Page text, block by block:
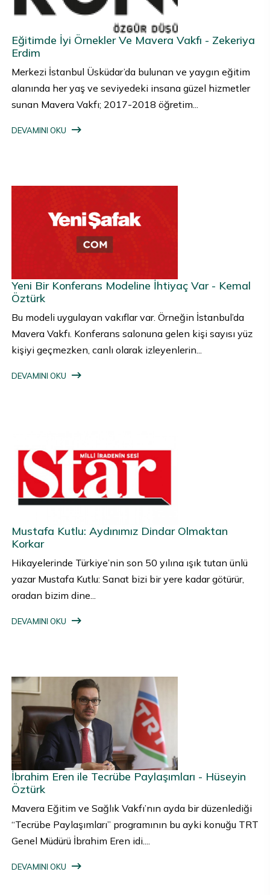
Eğitimde İyi Örnekler Ve Mavera Vakfı - Zekeriya
Erdim
Merkezi İstanbul Üsküdar’da bulunan ve yaygın eğitim
alanında her yaş ve seviyedeki insana güzel hizmetler
sunan Mavera Vakfı; 2017-2018 öğretim...
DEVAMINI OKU
Yeni Bir Konferans Modeline İhtiyaç Var - Kemal
Öztürk
Bu modeli uygulayan vakıflar var. Örneğin İstanbul’da
Mavera Vakfı. Konferans salonuna gelen kişi sayısı yüz
kişiyi geçmezken, canlı olarak izleyenlerin...
DEVAMINI OKU
Mustafa Kutlu: Aydınımız Dindar Olmaktan
Korkar
Hikayelerinde Türkiye’nin son 50 yılına ışık tutan ünlü
yazar Mustafa Kutlu: Sanat bizi bir yere kadar götürür,
oradan bizim dine...
DEVAMINI OKU
İbrahim Eren ile Tecrübe Paylaşımları - Hüseyin
Öztürk
Mavera Eğitim ve Sağlık Vakfı’nın ayda bir düzenlediği
“Tecrübe Paylaşımları” programının bu ayki konuğu TRT
Genel Müdürü İbrahim Eren idi....
DEVAMINI OKU